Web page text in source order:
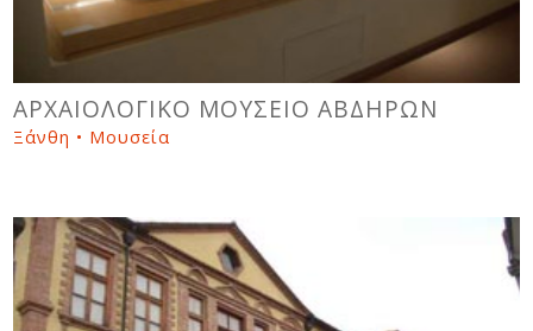
ΑΡΧΑΙΟΛΟΓΙΚΟ ΜΟΥΣΕΙΟ ΑΒΔΗΡΩΝ
Ξάνθη • Μουσεία